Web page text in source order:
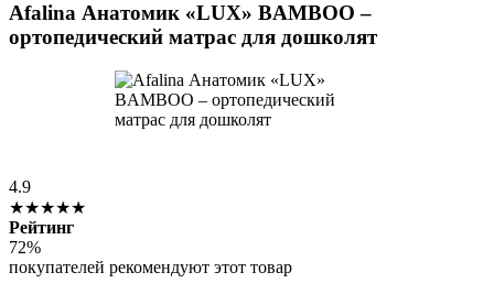
Afalina Анатомик «LUX» BAMBOO –
ортопедический матрас для дошколят
4.9
★★★★★
Рейтинг
72%
покупателей рекомендуют этот товар